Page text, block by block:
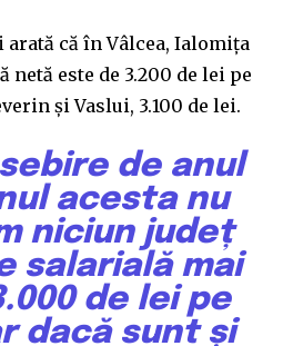
că în Vâlcea, Ialomița
este de 3.200 de lei pe
și Vaslui, 3.100 de lei.
de anul
acesta nu
niciun județ
salarială mai
de lei pe
dacă sunt și